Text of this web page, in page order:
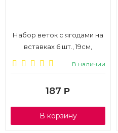
Набор веток с ягодами на
вставках 6 шт., 19см,
В наличии
187 Р
В корзину